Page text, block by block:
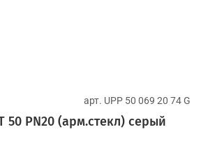
арт. UPP 50 069 20 74 G
50 PN20 (арм.стекл) серый